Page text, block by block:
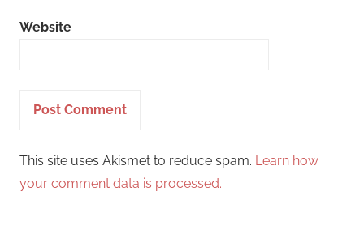
Website
This site uses Akismet to reduce spam. Learn how
your comment data is processed.